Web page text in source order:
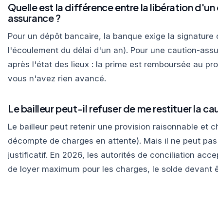
Quelle est la différence entre la libération
assurance ?
Pour un dépôt bancaire, la banque exige la
l'écoulement du délai d'un an). Pour une caution-
après l'état des lieux : la prime est remboursée au
vous n'avez rien avancé.
Le bailleur peut-il refuser de me restituer la
Le bailleur peut retenir une provision raisonnable et
décompte de charges en attente). Mais il ne peut
justificatif. En 2026, les autorités de conciliation
de loyer maximum pour les charges, le solde devant